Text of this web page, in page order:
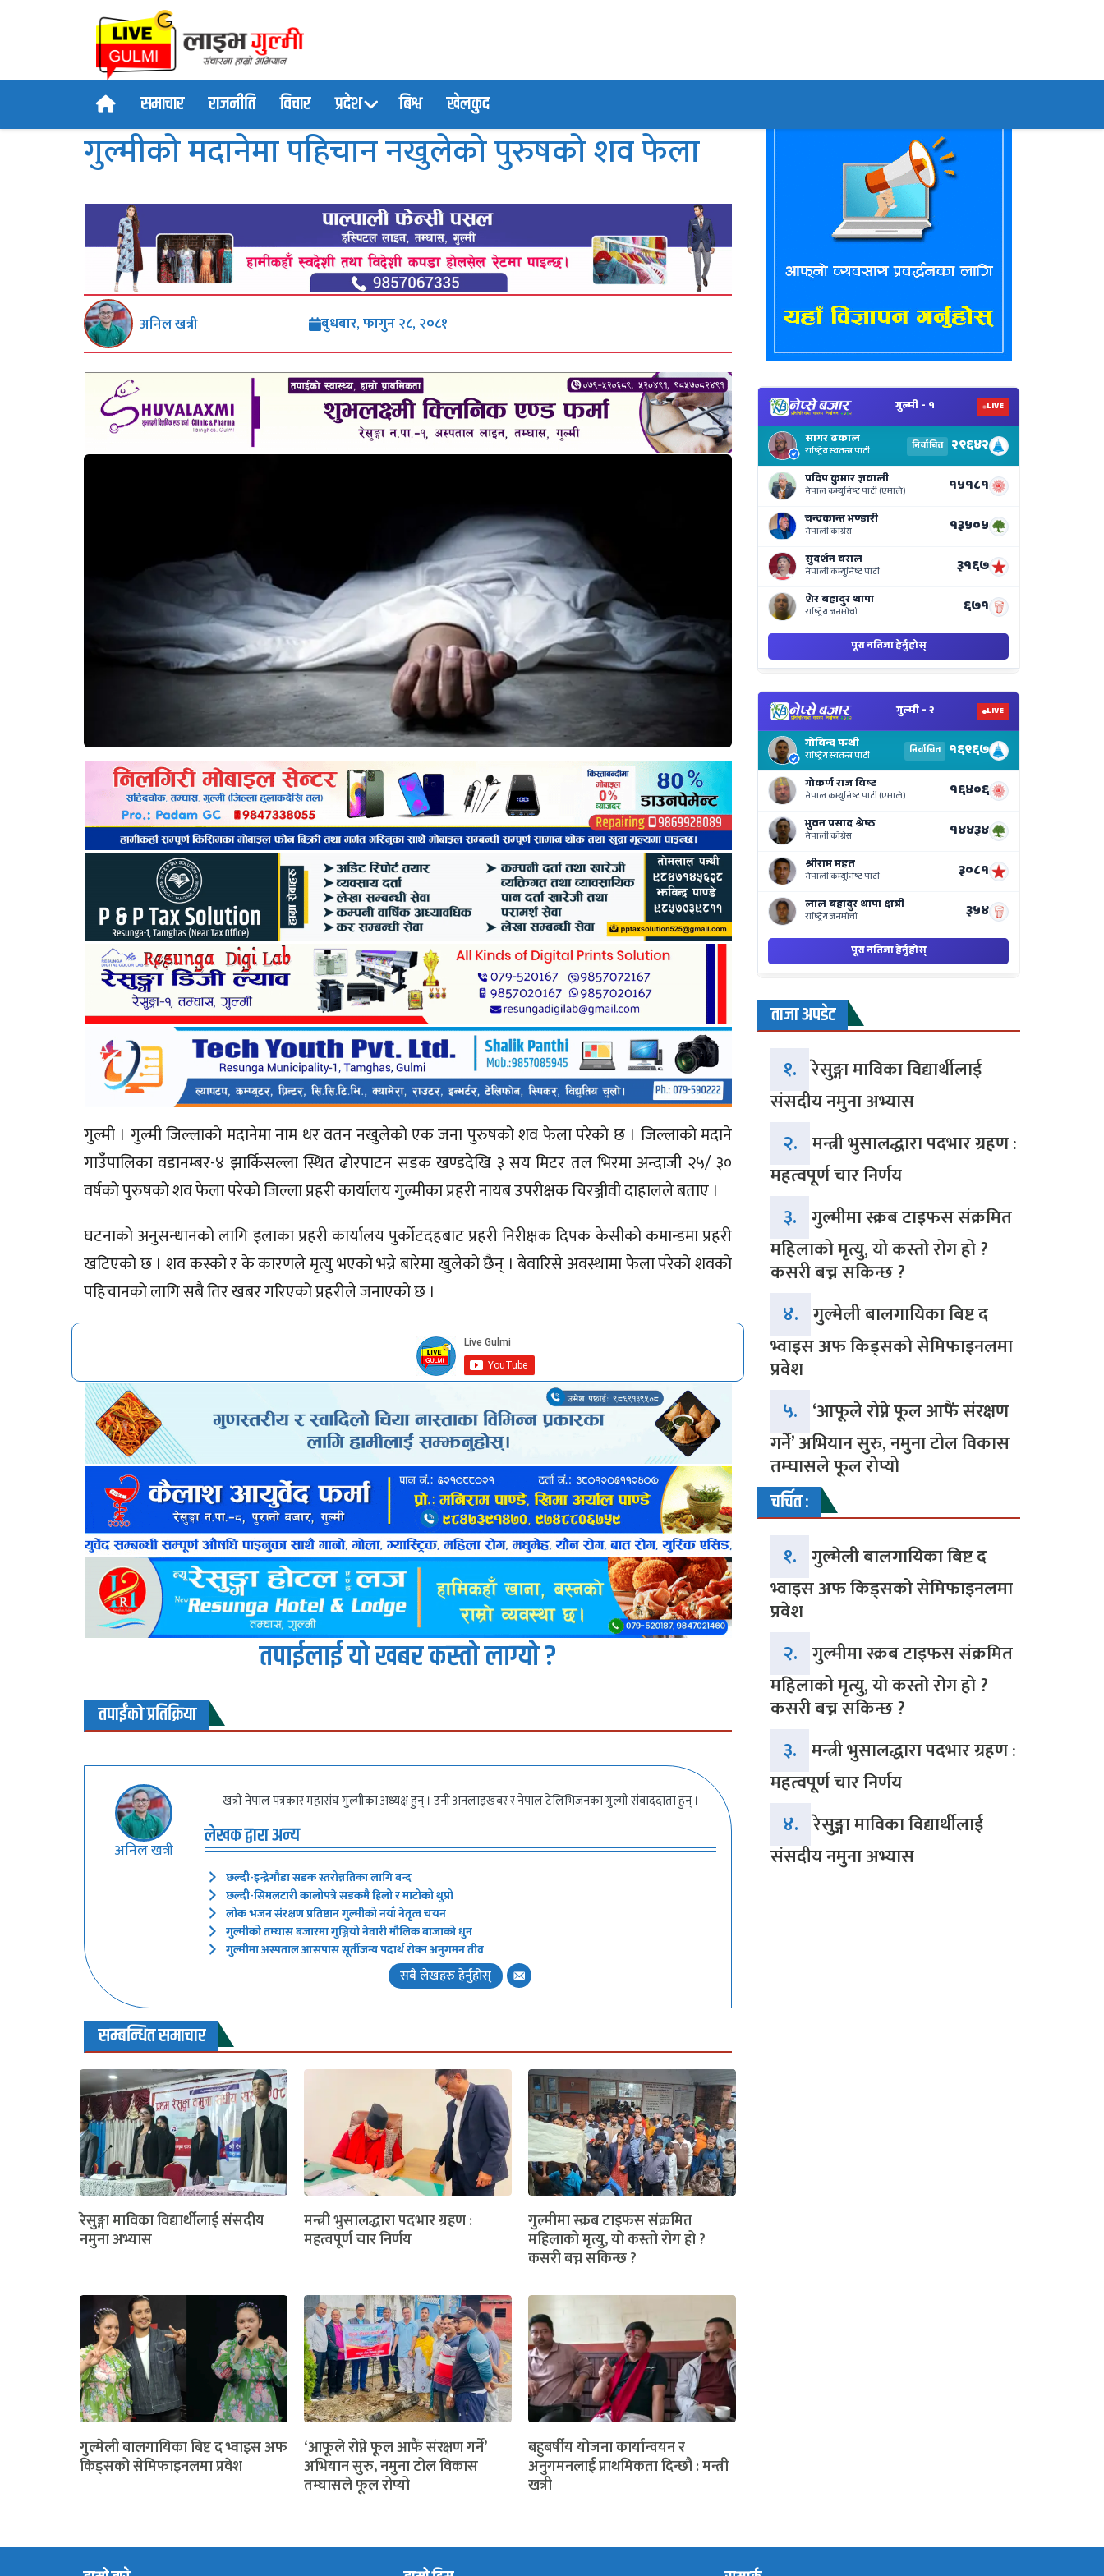
समाचार राजनीति विचार प्रदेश बिश्व खेलकुद
गुल्मीको मदानेमा पहिचान नखुलेको पुरुषको शव फेला
अनिल खत्री बुधबार, फागुन २८, २०८१
गुल्मी । गुल्मी जिल्लाको मदानेमा नाम थर वतन नखुलेको एक जना पुरुषको शव फेला परेको छ । जिल्लाको मदाने
गाउँपालिका वडानम्बर-४ झार्किसल्ला स्थित ढोरपाटन सडक खण्डदेखि ३ सय मिटर तल भिरमा अन्दाजी २५/ ३०
वर्षको पुरुषको शव फेला परेको जिल्ला प्रहरी कार्यालय गुल्मीका प्रहरी नायब उपरीक्षक चिरञ्जीवी दाहालले बताए ।
घटनाको अनुसन्धानको लागि इलाका प्रहरी कार्यालय पुर्कोटदहबाट प्रहरी निरीक्षक दिपक केसीको कमान्डमा प्रहरी
खटिएको छ । शव कस्को र के कारणले मृत्यु भएको भन्ने बारेमा खुलेको छैन् । बेवारिसे अवस्थामा फेला परेको शवको
पहिचानको लागि सबै तिर खबर गरिएको प्रहरीले जनाएको छ ।
तपाईलाई यो खबर कस्तो लाग्यो ?
तपाईंको प्रतिक्रिया
अनिल खत्री
खत्री नेपाल पत्रकार महासंघ गुल्मीका अध्यक्ष हुन् । उनी अनलाइखबर र नेपाल टेलिभिजनका गुल्मी संवाददाता हुन् ।
लेखक द्वारा अन्य
छल्दी-इन्द्रेगौडा सडक स्तरोन्नतिका लागि बन्द
छल्दी-सिमलटारी कालोपत्रे सडकमै हिलो र माटोको थुप्रो
लोक भजन संरक्षण प्रतिष्ठान गुल्मीको नयाँ नेतृत्व चयन
गुल्मीको तम्घास बजारमा गुञ्जियो नेवारी मौलिक बाजाको धुन
गुल्मीमा अस्पताल आसपास सूर्तीजन्य पदार्थ रोक्न अनुगमन तीव्र
सबै लेखहरु हेर्नुहोस्
सम्बन्धित समाचार
रेसुङ्गा माविका विद्यार्थीलाई संसदीय
नमुना अभ्यास
मन्त्री भुसालद्धारा पदभार ग्रहण :
महत्वपूर्ण चार निर्णय
गुल्मीमा स्क्रब टाइफस संक्रमित
महिलाको मृत्यु, यो कस्तो रोग हो ?
कसरी बच्न सकिन्छ ?
गुल्मेली बालगायिका बिष्ट द भ्वाइस अफ
किड्सको सेमिफाइनलमा प्रवेश
‘आफूले रोप्ने फूल आफैं संरक्षण गर्ने’
अभियान सुरु, नमुना टोल विकास
तम्घासले फूल रोप्यो
बहुबर्षीय योजना कार्यान्वयन र
अनुगमनलाई प्राथमिकता दिन्छौ : मन्त्री
खत्री
ताजा अपडेट
१. रेसुङ्गा माविका विद्यार्थीलाई
संसदीय नमुना अभ्यास
२. मन्त्री भुसालद्धारा पदभार ग्रहण :
महत्वपूर्ण चार निर्णय
३. गुल्मीमा स्क्रब टाइफस संक्रमित
महिलाको मृत्यु, यो कस्तो रोग हो ?
कसरी बच्न सकिन्छ ?
४. गुल्मेली बालगायिका बिष्ट द
भ्वाइस अफ किड्सको सेमिफाइनलमा
प्रवेश
५. ‘आफूले रोप्ने फूल आफैं संरक्षण
गर्ने’ अभियान सुरु, नमुना टोल विकास
तम्घासले फूल रोप्यो
चर्चित :
१. गुल्मेली बालगायिका बिष्ट द
भ्वाइस अफ किड्सको सेमिफाइनलमा
प्रवेश
२. गुल्मीमा स्क्रब टाइफस संक्रमित
महिलाको मृत्यु, यो कस्तो रोग हो ?
कसरी बच्न सकिन्छ ?
३. मन्त्री भुसालद्धारा पदभार ग्रहण :
महत्वपूर्ण चार निर्णय
४. रेसुङ्गा माविका विद्यार्थीलाई
संसदीय नमुना अभ्यास